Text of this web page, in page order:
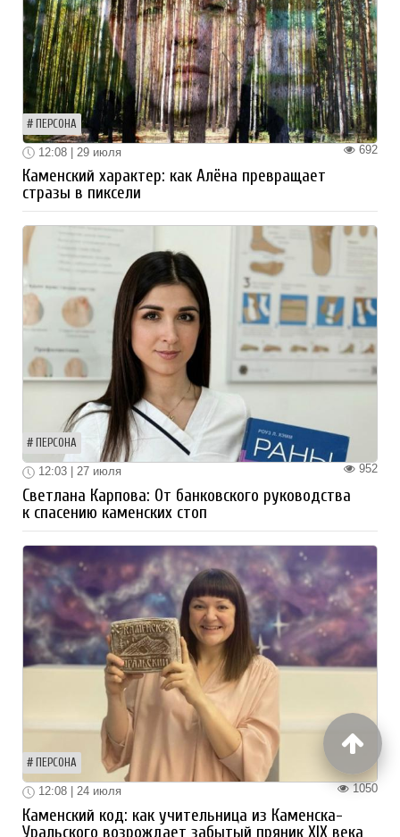
ПЕРСОНА
692
12:08 | 29 июля
Каменский характер: как Алёна превращает
стразы в пиксели
ПЕРСОНА
952
12:03 | 27 июля
Светлана Карпова: От банковского руководства
к спасению каменских стоп
ПЕРСОНА
1050
12:08 | 24 июля
Каменский код: как учительница из Каменска-
Уральского возрождает забытый пряник XIX века